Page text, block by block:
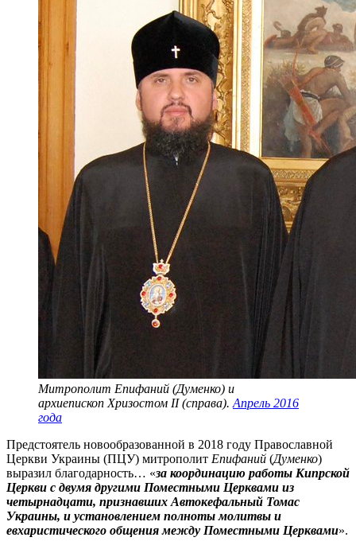
Митрополит Епифаний (Думенко) и
архиепископ Хризостом II (справа). Апрель 2016
года
Предстоятель новообразованной в 2018 году Православной
Церкви Украины (ПЦУ) митрополит Епифаний (Думенко)
выразил благодарность… «за координацию работы Кипрской
Церкви с двумя другими Поместными Церквами из
четырнадцати, признавших Автокефальный Томас
Украины, и установлением полноты молитвы и
евхаристического общения между Поместными Церквами».